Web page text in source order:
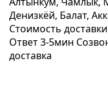
Денизкёй, Балат,
Стоимость доставки
Ответ 3-5мин
доставка